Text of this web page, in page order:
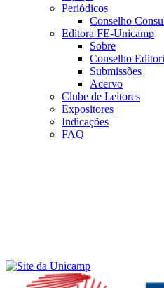
Periódicos
Conselho
Editora FE-Unicamp
Sobre
Conselho
Submissões
Acervo
Clube de Leitores
Expositores
Indicações
FAQ